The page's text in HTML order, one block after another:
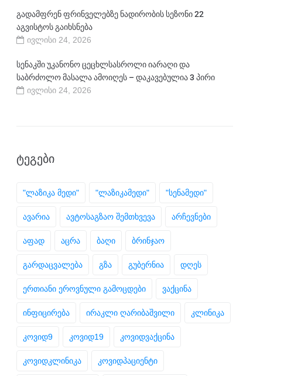
გადამფრენ ფრინველებზე ნადირობის სეზონი 22
აგვისტოს გაიხსნება
ივლისი 24, 2026
სენაკში უკანონო ცეცხლსასროლი იარაღი და
საბრძოლო მასალა ამოიღეს – დაკავებულია 3 პირი
ივლისი 24, 2026
ᲢᲔᲒᲔᲑᲘ
"ლაზიკა მედი" "ლაზიკამედი" "სენამედი"
ავარია ავტოსაგზაო შემთხვევა არჩევნები
აფად აცრა ბაღი ბრინჯაო
გარდაცვალება გზა გუბერნია დღეს
ერთიანი ეროვნული გამოცდები ვაქცინა
ინფიცირება ირაკლი ღარიბაშვილი კლინიკა
კოვიდ9 კოვიდ19 კოვიდვაქცინა
კოვიდკლინიკა კოვიდპაციენტი